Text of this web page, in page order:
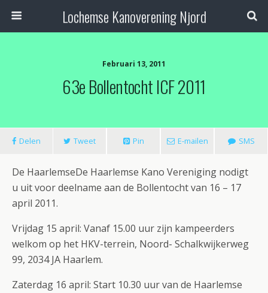
Lochemse Kanoverening Njord
Februari 13, 2011
63e Bollentocht ICF 2011
Delen Tweet Pin E-mailen SMS
De HaarlemseDe Haarlemse Kano Vereniging nodigt
u uit voor deelname aan de Bollentocht van 16 – 17
april 2011.
Vrijdag 15 april: Vanaf 15.00 uur zijn kampeerders
welkom op het HKV-terrein, Noord- Schalkwijkerweg
99, 2034 JA Haarlem.
Zaterdag 16 april: Start 10.30 uur van de Haarlemse